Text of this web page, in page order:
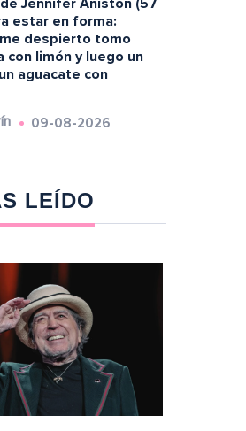
estar en forma:
despierto tomo
con limón y luego un
aguacate con
09-08-2026
LEÍDO